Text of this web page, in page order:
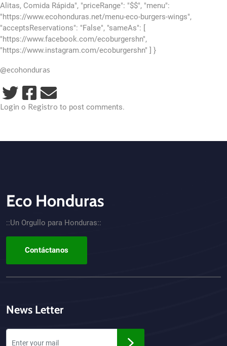
Alitas, Comida Rápida", "priceRange": "$$", "menu":
"https://www.ecohonduras.net/menu-eco-burgers-wings",
"acceptsReservations": "False", "sameAs": [
"https://www.facebook.com/ecoburgershn",
"https://www.instagram.com/ecoburgershn" ] }
@ecohonduras
Login o Registro to post comments.
CTA - Footer
Eco Honduras
::Un Orgullo para Honduras::
Contáctanos
News Letter